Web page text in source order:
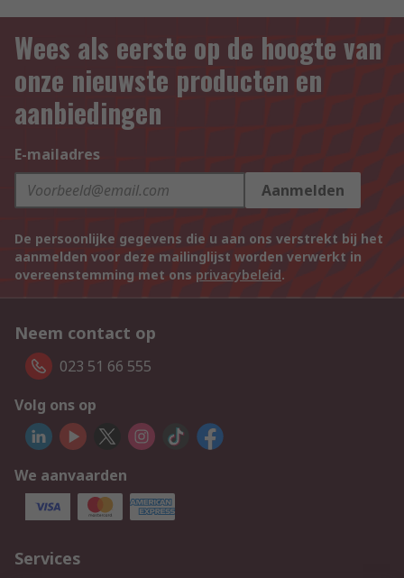
Wees als eerste op de hoogte van
onze nieuwste producten en
aanbiedingen
E-mailadres
Aanmelden
De persoonlijke gegevens die u aan ons verstrekt bij het
aanmelden voor deze mailinglijst worden verwerkt in
overeenstemming met ons privacybeleid.
Neem contact op
023 51 66 555
Volg ons op
We aanvaarden
Services